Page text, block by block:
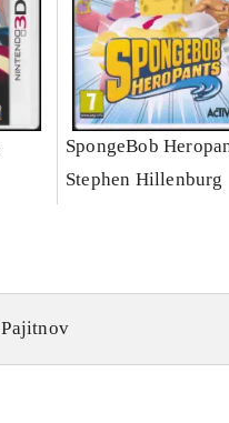
SpongeBob
Stephen Hillenburg